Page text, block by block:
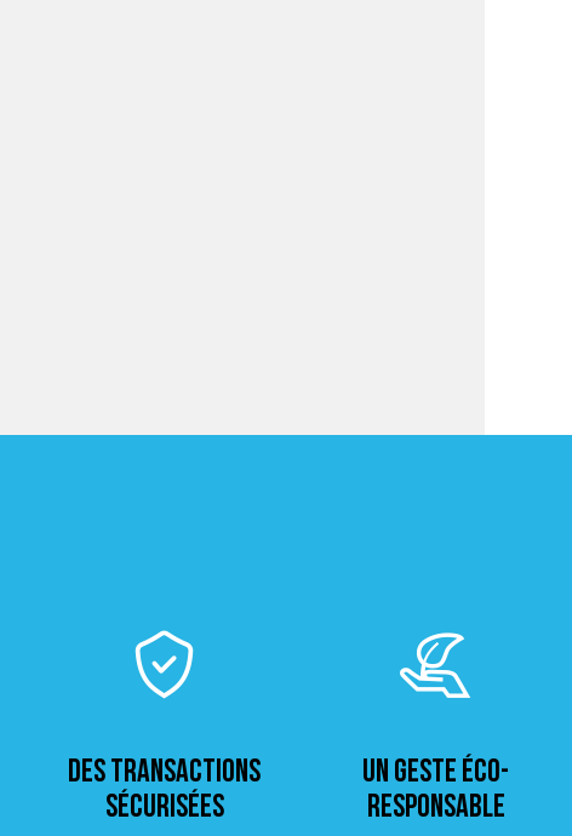
Des transactions
sécurisées
Un geste éco-
responsable